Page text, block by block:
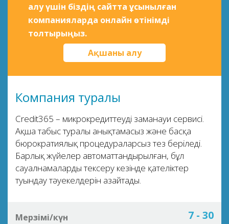
алу үшін біздің сайтта ұсынылған
компанияларда онлайн өтінімді
толтырыңыз.
Ақшаны алу
Компания туралы
Credit365 – микрокредиттеудің заманауи сервисі.
Ақша табыс туралы анықтамасыз және басқа
бюрократиялық процедураларсыз тез беріледі.
Барлық жүйелер автоматтандырылған, бұл
сауалнамаларды тексеру кезінде қателіктер
туындау тәуекелдерін азайтады.
Мерзімі/күн 7 - 30